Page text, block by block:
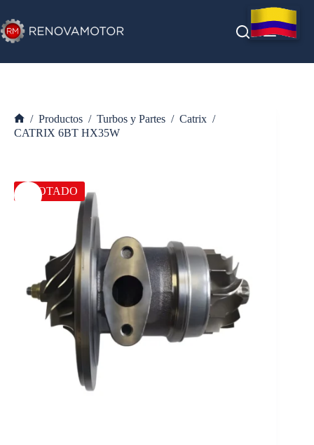
al
contenido
Inicio
/ Productos / Turbos y Partes / Catrix /
CATRIX 6BT HX35W
AGOTADO